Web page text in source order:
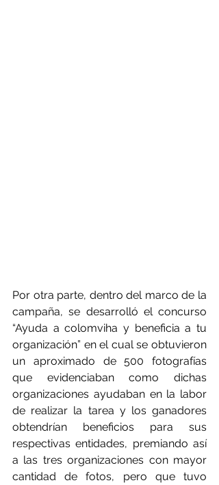
Por otra parte, dentro del marco de la
campaña, se desarrolló el concurso
“Ayuda a colomviha y beneficia a tu
organización” en el cual se obtuvieron
un aproximado de 500 fotografías
que evidenciaban como dichas
organizaciones ayudaban en la labor
de realizar la tarea y los ganadores
obtendrían beneficios para sus
respectivas entidades, premiando así
a las tres organizaciones con mayor
cantidad de fotos, pero que tuvo